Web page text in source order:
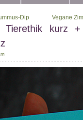
Dip Vegane
Tierethik kurz